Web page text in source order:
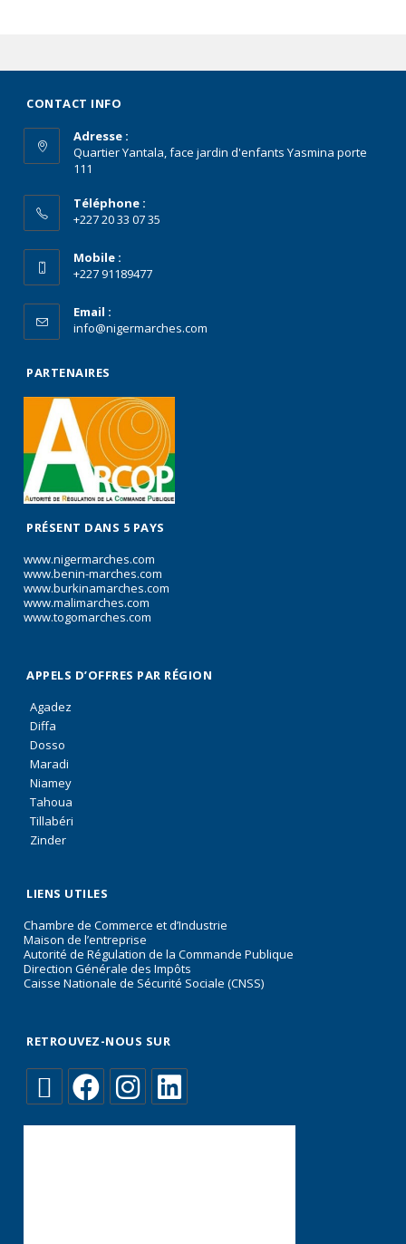
CONTACT INFO
Adresse :
Quartier Yantala, face jardin d'enfants Yasmina porte
111
Téléphone :
+227 20 33 07 35
Mobile :
+227 91189477
Email :
info@nigermarches.com
PARTENAIRES
PRÉSENT DANS 5 PAYS
www.nigermarches.com
www.benin-marches.com
www.burkinamarches.com
www.malimarches.com
www.togomarches.com
APPELS D’OFFRES PAR RÉGION
Agadez
Diffa
Dosso
Maradi
Niamey
Tahoua
Tillabéri
Zinder
LIENS UTILES
Chambre de Commerce et d’Industrie
Maison de l’entreprise
Autorité de Régulation de la Commande Publique
Direction Générale des Impôts
Caisse Nationale de Sécurité Sociale (CNSS)
RETROUVEZ-NOUS SUR